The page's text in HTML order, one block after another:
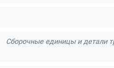
Сборочные единицы и детали